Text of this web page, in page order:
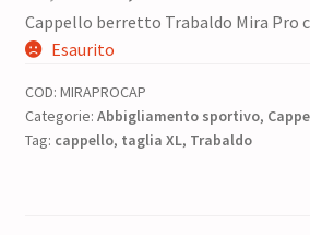
prezzo
era:
81,00 €.
prezzo
è:
60,75 €.
Cappello berretto Trabaldo Mira Pro
Esaurito
COD: MIRAPROCAP
Categorie: Abbigliamento sportivo,
Tag: cappello, taglia XL, Trabaldo